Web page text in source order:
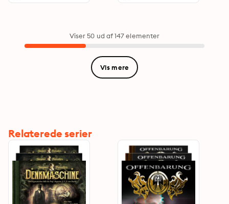
Viser 50 ud af 147 elementer
Vis mere
Relaterede serier